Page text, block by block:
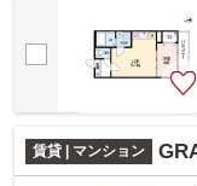
賃貸 | マンション